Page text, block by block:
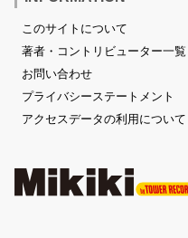
このサイトについて
著者・コントリビューター一覧
お問い合わせ
プライバシーステートメント
アクセスデータの利用について